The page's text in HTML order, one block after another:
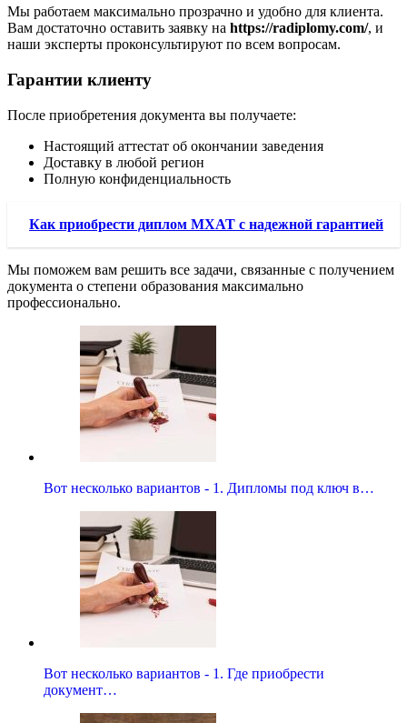
Мы работаем максимально прозрачно и удобно для клиента.
Вам достаточно оставить заявку на https://radiplomy.com/, и
наши эксперты проконсультируют по всем вопросам.
Гарантии клиенту
После приобретения документа вы получаете:
Настоящий аттестат об окончании заведения
Доставку в любой регион
Полную конфиденциальность
Как приобрести диплом МХАТ с надежной гарантией
Мы поможем вам решить все задачи, связанные с получением
документа о степени образования максимально
профессионально.
Вот несколько вариантов - 1. Дипломы под ключ в…
Вот несколько вариантов - 1. Где приобрести
документ…